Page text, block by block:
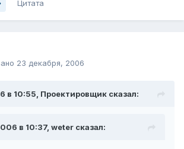
Цитата
23 декабря, 2006
в 10:55, Проектировщик сказал:
в 10:37, weter сказал: